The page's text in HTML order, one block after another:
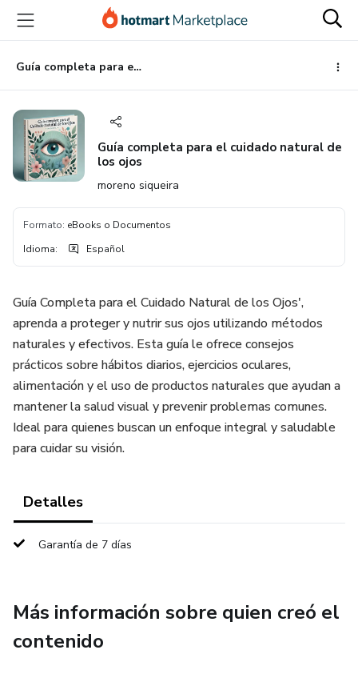
principal
página
de
página
Guía completa para el cuidado natural de los ojos
Guía completa para el cuidado natural de
los ojos
moreno siqueira
Formato: eBooks o Documentos
Idioma: Español
Guía Completa para el Cuidado Natural de los Ojos',
aprenda a proteger y nutrir sus ojos utilizando métodos
naturales y efectivos. Esta guía le ofrece consejos
prácticos sobre hábitos diarios, ejercicios oculares,
alimentación y el uso de productos naturales que ayudan a
mantener la salud visual y prevenir problemas comunes.
Ideal para quienes buscan un enfoque integral y saludable
para cuidar su visión.
Detalles
Garantía de 7 días
Más información sobre quien creó el
contenido